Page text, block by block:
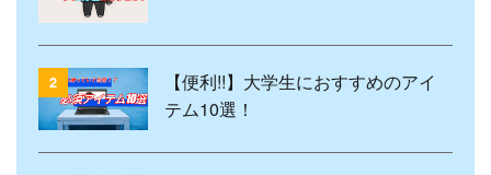
2
【便利!!】大学生におすすめのアイ
テム10選！